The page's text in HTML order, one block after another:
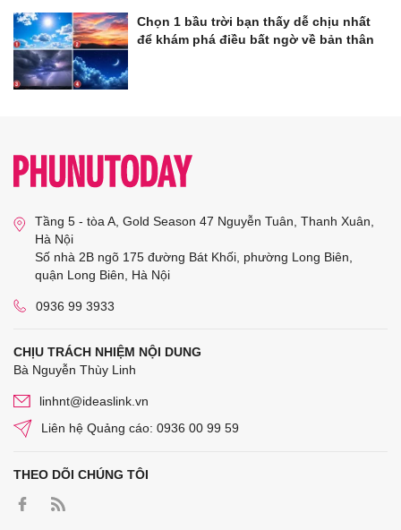
Chọn 1 bầu trời bạn thấy dễ chịu nhất
để khám phá điều bất ngờ về bản thân
Tầng 5 - tòa A, Gold Season 47 Nguyễn Tuân, Thanh Xuân,
Hà Nội
Số nhà 2B ngõ 175 đường Bát Khối, phường Long Biên,
quận Long Biên, Hà Nội
0936 99 3933
CHỊU TRÁCH NHIỆM NỘI DUNG
Bà Nguyễn Thùy Linh
linhnt@ideaslink.vn
Liên hệ Quảng cáo: 0936 00 99 59
THEO DÕI CHÚNG TÔI